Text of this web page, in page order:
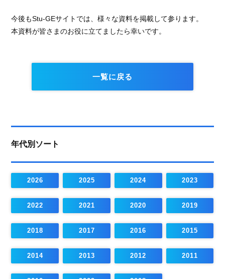
今後もStu-GEサイトでは、様々な資料を掲載して参ります。
本資料が皆さまのお役に立てましたら幸いです。
一覧に戻る
年代別ソート
2026 2025 2024 2023
2022 2021 2020 2019
2018 2017 2016 2015
2014 2013 2012 2011